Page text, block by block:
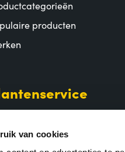
van cookies
producten
en bezorging